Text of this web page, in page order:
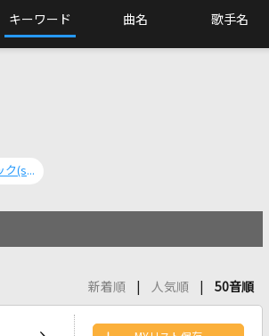
キーワード 曲名 歌手名
今夜はブギー・バック(smooth rap)
新着順
人気順 50音順